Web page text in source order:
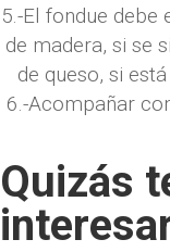
5.-El fondue
de madera, si se
de queso, si
6.-Acompañar
Quizás